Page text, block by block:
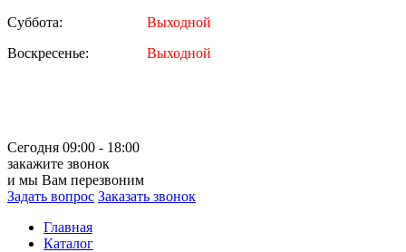
Суббота:
Выходной
Воскресенье:
Выходной
Сегодня 09:00 - 18:00
закажите звонок
и мы Вам перезвоним
Задать вопрос Заказать звонок
Главная
Каталог